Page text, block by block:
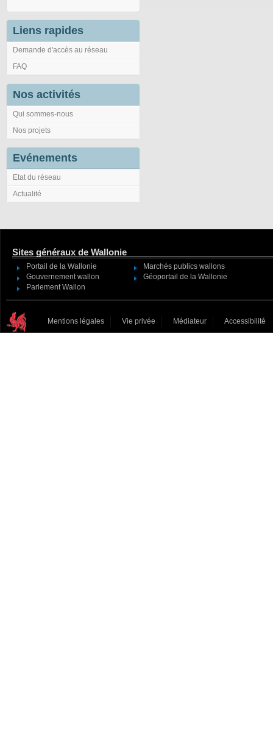
Liens rapides
Demande d'accès au réseau
FAQ
Nos activités
Qui sommes-nous
Nos projets
Evénements
Etat du réseau
Actualité
Sites généraux de Wallonie
Portail de la Wallonie
Marchés publics wallons
Gouvernement wallon
Géoportail de la Wallonie
Parlement Wallon
Mentions légales Vie privée Médiateur Accessibilité